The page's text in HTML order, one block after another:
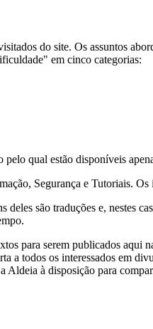
do site. Os assuntos
em cinco categorias:
pelo qual estão disponíveis
Segurança e Tutoriais.
deles são traduções e, nestes
para serem publicados
a todos os interessados
Aldeia à disposição para